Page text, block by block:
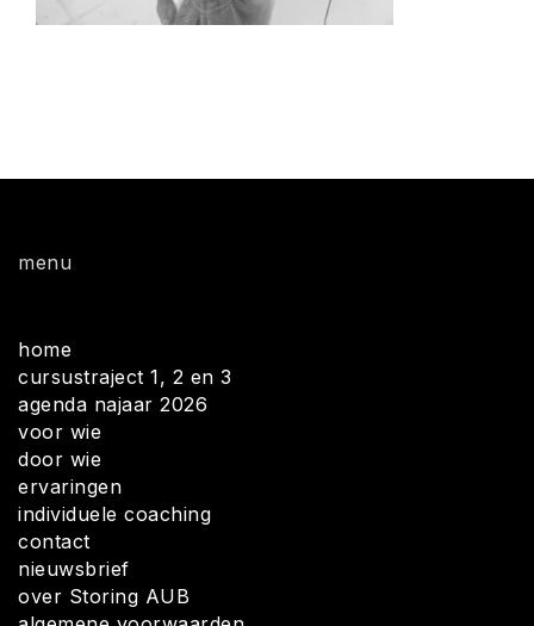
menu
home
cursustraject 1, 2 en 3
agenda najaar 2026
voor wie
door wie
ervaringen
individuele coaching
contact
nieuwsbrief
over Storing AUB